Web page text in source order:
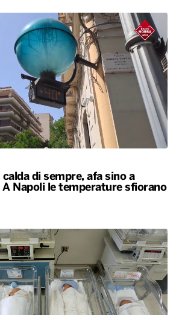
calda di sempre, afa sino a
A Napoli le temperature sfiorano